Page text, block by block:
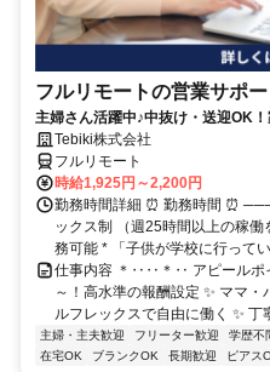
フルリモートの営業サポ
主婦さん活躍中♪中抜け・送迎OK
Tebiki株式会社
フルリモート
時給1,925円～2,200円
勤務時間詳細 ⏰ 勤務時間
ックス制 （週25時間以上の稼
務可能 * 「子供が学校に行って
仕事内容 ＊‥‥＊‥ アピール
～！高水準の報酬設定 ✨ ママ
ルフレックスで自由に働く ✨
主婦・主夫歓迎 フリーター歓迎 学歴不
在宅OK
ブランクOK 長期歓迎 ピアス